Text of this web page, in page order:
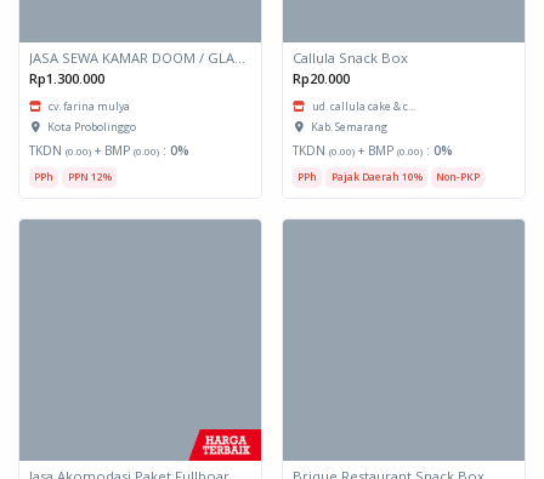
JASA SEWA KAMAR DOOM / GLAMPING kapasitas 6 orang
Rp1.300.000
cv. farina mulya
Kota Probolinggo
TKDN (0.00) + BMP (0.00) : 0%
PPh PPN 12%
Callula Snack Box
Rp20.000
ud. callula cake & c...
Kab. Semarang
TKDN (0.00) + BMP (0.00) : 0%
PPh Pajak Daerah 10% Non-PKP